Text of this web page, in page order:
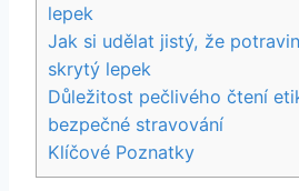
lepek
Jak si udělat jistý, že
skrytý lepek
Důležitost pečlivého čtení
bezpečné stravování
Klíčové Poznatky